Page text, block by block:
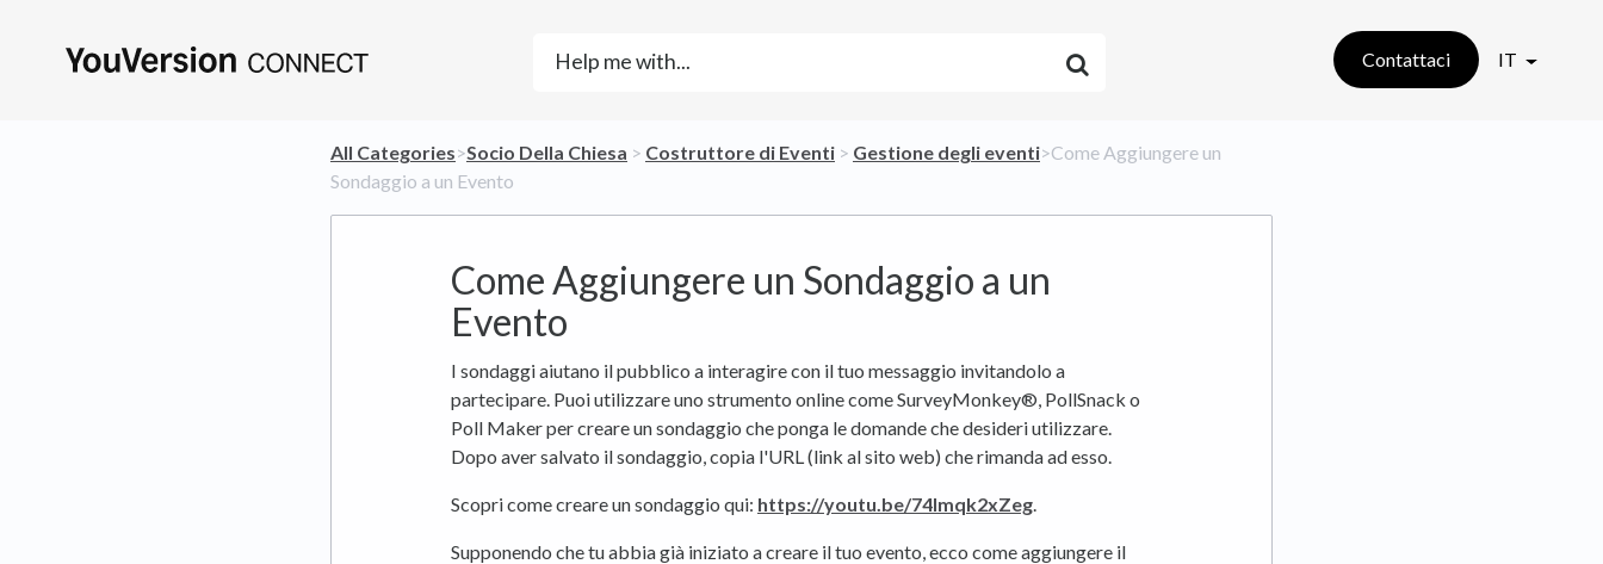
Contattaci IT
All Categories​>​​Socio Della Chiesa ​ > ​ ​Costruttore di Eventi ​ > ​ ​Gestione degli eventi​>​ Come Aggiungere un
Sondaggio a un Evento
Come Aggiungere un Sondaggio a un
Evento
I sondaggi aiutano il pubblico a interagire con il tuo messaggio invitandolo a
partecipare. Puoi utilizzare uno strumento online come SurveyMonkey®, PollSnack o
Poll Maker per creare un sondaggio che ponga le domande che desideri utilizzare.
Dopo aver salvato il sondaggio, copia l'URL (link al sito web) che rimanda ad esso.
Scopri come creare un sondaggio qui: https://youtu.be/74lmqk2xZeg.
Supponendo che tu abbia già iniziato a creare il tuo evento, ecco come aggiungere il